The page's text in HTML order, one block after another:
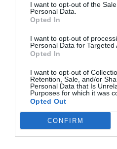
I want to opt-out of the
Personal Data.
Opted In
I want to opt-out of
Personal Data for Targeted
Opted In
I want to opt-out of
Retention, Sale, and/or
Personal Data that Is
Purposes for which it was
Opted Out
CONFIRM
Naše delo na Insajder.com z